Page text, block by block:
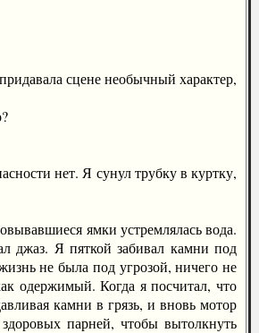
сцене необычный характер,
нет. Я сунул трубку в куртку,
ямки устремлялась вода.
джаз. Я пяткой забивал камни под
не была под угрозой, ничего не
одержимый. Когда я посчитал, что
камни в грязь, и вновь мотор
парней, чтобы вытолкнуть